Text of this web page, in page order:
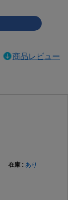
商品レビュー
あり